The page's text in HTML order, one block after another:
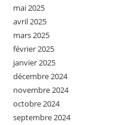
mai 2025
avril 2025
mars 2025
février 2025
janvier 2025
décembre 2024
novembre 2024
octobre 2024
septembre 2024